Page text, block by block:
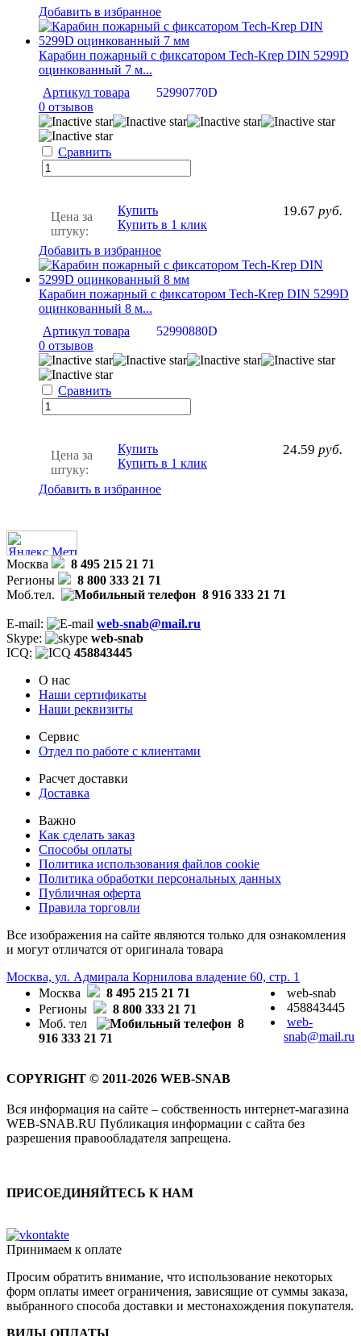
Добавить в избранное
Карабин пожарный с фиксатором Tech-Krep DIN 5299D
оцинкованный 7 м...
Артикул товара
52990770D
0 отзывов
Сравнить
Цена за
штуку:
19.67 руб.
Купить
Купить в 1 клик
Добавить в избранное
Карабин пожарный с фиксатором Tech-Krep DIN 5299D
оцинкованный 8 м...
Артикул товара
52990880D
0 отзывов
Сравнить
Цена за
штуку:
24.59 руб.
Купить
Купить в 1 клик
Добавить в избранное
Москва
8 495 215 21 71
Регионы
8 800 333 21 71
Моб.тел.
8 916 333 21 71
E-mail:
web-snab@mail.ru
Skype:
web-snab
ICQ:
458843445
О нас
Наши сертификаты
Наши реквизиты
Сервис
Отдел по работе с клиентами
Расчет доставки
Доставка
Важно
Как сделать заказ
Способы оплаты
Политика использования файлов cookie
Политика обработки персональных данных
Публичная оферта
Правила торговли
Все изображения на сайте являются только для ознакомления
и могут отличатся от оригинала товара
Москва, ул. Адмирала Корнилова владение 60, стр. 1
Москва
8 495 215 21 71
Регионы
8 800 333 21 71
Моб. тел
8
916 333 21 71
web-snab
458843445
web-
snab@mail.ru
COPYRIGHT © 2011-2026 WEB-SNAB
Вся информация на сайте – собственность интернет-магазина
WEB-SNAB.RU Публикация информации с сайта без
разрешения правообладателя запрещена.
ПРИСОЕДИНЯЙТЕСЬ К НАМ
Принимаем к оплате
Просим обратить внимание, что использование некоторых
форм оплаты имеет ограничения, зависящие от суммы заказа,
выбранного способа доставки и местонахождения покупателя.
ВИДЫ ОПЛАТЫ